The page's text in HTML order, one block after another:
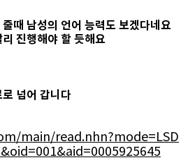
때 남성의 언어 능력도 보겠다네요
진행해야 할 듯해요
넘어 갑니다
main/read.nhn?mode=LSD